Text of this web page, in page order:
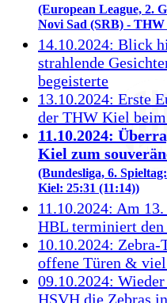
(European League, 2.
Novi Sad (SRB) -
14.10.2024: Blick
strahlende
begeisterte
13.10.2024: Erste
der THW Kiel
11.10.2024:
Kiel zum
(Bundesliga, 6.
Kiel: 25:31 (11:14))
11.10.2024: Am
HBL terminiert
10.10.2024: Zebra-
offene Türen &
09.10.2024:
HSVH die Zebras